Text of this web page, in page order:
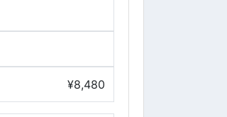
¥8,480